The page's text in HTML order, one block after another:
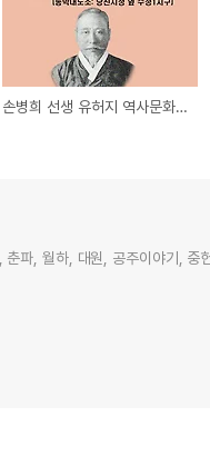
손병희 선생 유허지 역사문화예술 한마당
춘파, 월하, 대원, 공주이야기, 중